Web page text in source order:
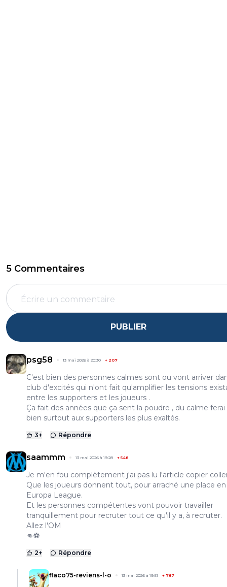
5 Commentaires
PUBLIER
psg58 13 mai 2026 à 20:30 + 207
C'est bien des personnes calmes sont ou vont arriver
club d'excités qui n'ont fait qu'amplifier les tensions
entre les supporters et les joueurs .
Ça fait des années que ça sent la poudre , du calme ferai
bien surtout aux supporters les plus exaltés.
3+ Répondre
saammm 13 mai 2026 à 19:28 + 548
Je m'en fou complètement j'ai pas lu l'article copier
Que les joueurs donnent tout, pour arraché une place en
Europa League.
Et les personnes compétentes vont pouvoir travailler
tranquillement pour recruter tout ce qu'il y a, à recruter.
Allez l'OM
👊⚽
2+ Répondre
flaco75-reviens-l-o 13 mai 2026 à 19:51 + 787